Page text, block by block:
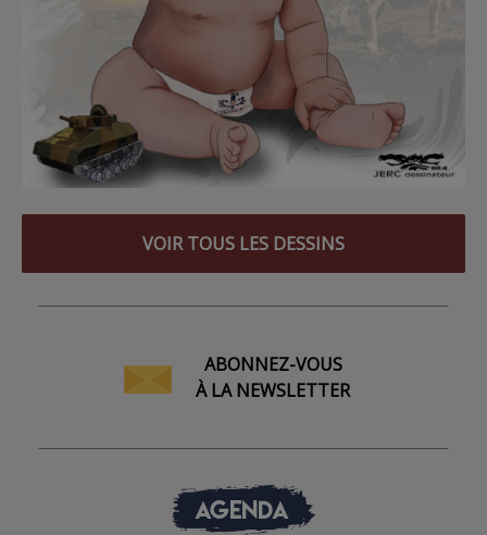
VOIR TOUS LES DESSINS
ABONNEZ-VOUS
À LA NEWSLETTER
AGENDA